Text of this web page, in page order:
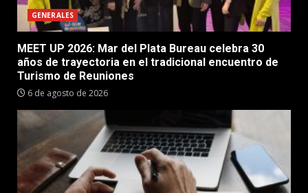
GENERALES
MEET UP 2026: Mar del Plata Bureau celebra 30
años de trayectoria en el tradicional encuentro de
Turismo de Reuniones
6 de agosto de 2026